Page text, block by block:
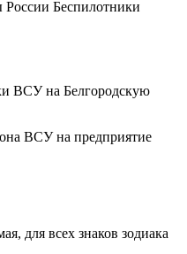
России Беспилотники
ВСУ на Белгородскую
ВСУ на предприятие
для всех знаков зодиака